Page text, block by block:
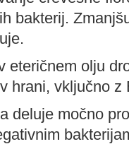
bakterij.
eteričnem olju
hrani, vključno z
deluje močno